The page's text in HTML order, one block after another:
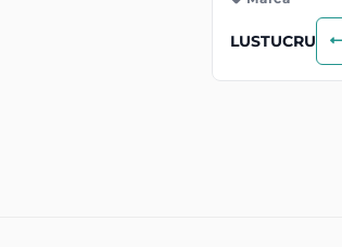
LUSTUCRU